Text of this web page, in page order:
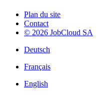
Plan du site
Contact
© 2026 JobCloud SA
Deutsch
Français
English